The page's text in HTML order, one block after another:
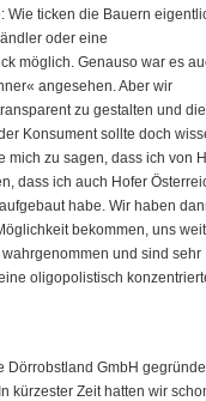
Wie ticken die Bauern
oder eine
möglich. Genauso war es
angesehen. Aber wir
zu gestalten und die
Konsument sollte doch
mich zu sagen, dass ich von
dass ich auch Hofer
habe. Wir haben
bekommen, uns
und sind sehr
oligopolistisch
Dörrobstland GmbH
kürzester Zeit hatten wir